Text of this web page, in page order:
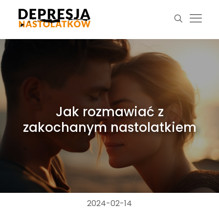
Jak rozmawiać z
zakochanym nastolatkiem
2024-02-14